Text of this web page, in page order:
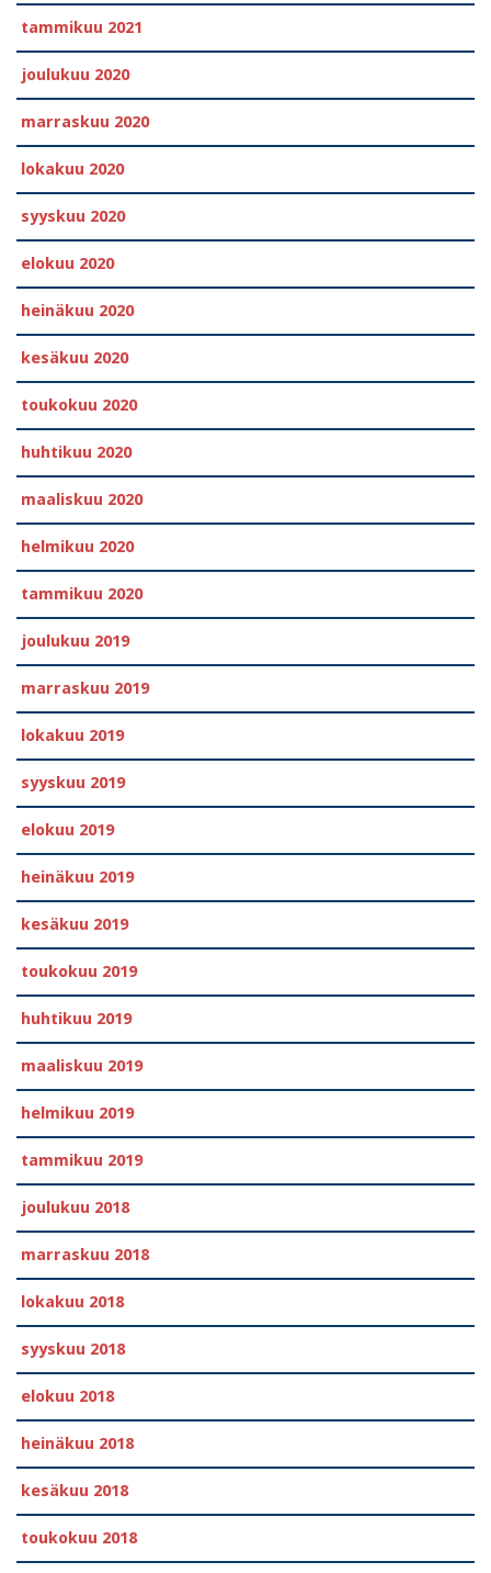
tammikuu 2021
joulukuu 2020
marraskuu 2020
lokakuu 2020
syyskuu 2020
elokuu 2020
heinäkuu 2020
kesäkuu 2020
toukokuu 2020
huhtikuu 2020
maaliskuu 2020
helmikuu 2020
tammikuu 2020
joulukuu 2019
marraskuu 2019
lokakuu 2019
syyskuu 2019
elokuu 2019
heinäkuu 2019
kesäkuu 2019
toukokuu 2019
huhtikuu 2019
maaliskuu 2019
helmikuu 2019
tammikuu 2019
joulukuu 2018
marraskuu 2018
lokakuu 2018
syyskuu 2018
elokuu 2018
heinäkuu 2018
kesäkuu 2018
toukokuu 2018